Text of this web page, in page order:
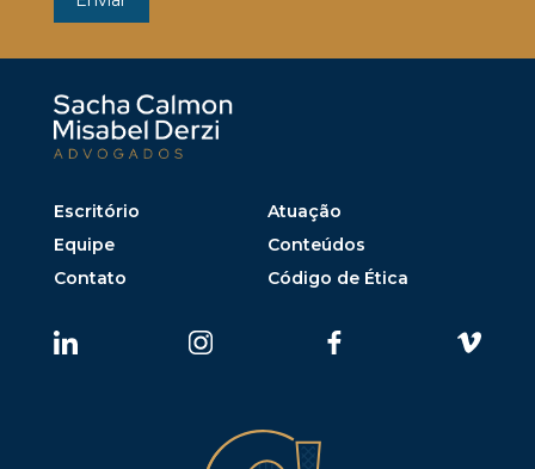
Escritório
Atuação
Equipe
Conteúdos
Contato
Código de Ética